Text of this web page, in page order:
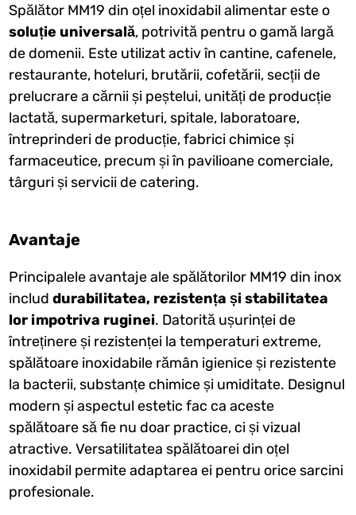
Spălător MM19 din oțel inoxidabil alimentar este o
soluție universală, potrivită pentru o gamă largă
de domenii. Este utilizat activ în cantine, cafenele,
restaurante, hoteluri, brutării, cofetării, secții de
prelucrare a cărnii și peștelui, unități de producție
lactată, supermarketuri, spitale, laboratoare,
întreprinderi de producție, fabrici chimice și
farmaceutice, precum și în pavilioane comerciale,
târguri și servicii de catering.
Avantaje
Principalele avantaje ale spălătorilor MM19 din inox
includdurabilitatea, rezistența și stabilitatea
lor impotriva ruginei. Datorită ușurinței de
întreținere și rezistenței la temperaturi extreme,
spălătoare inoxidabile rămân igienice și rezistente
la bacterii, substanțe chimice și umiditate. Designul
modern și aspectul estetic fac ca aceste
spălătoare să fie nu doar practice, ci și vizual
atractive. Versatilitatea spălătoarei din oțel
inoxidabil permite adaptarea ei pentru orice sarcini
profesionale.